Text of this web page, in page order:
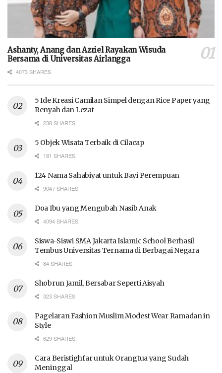
Ashanty, Anang dan Azriel Rayakan Wisuda
Bersama di Universitas Airlangga
4073 SHARES
5 Ide Kreasi Camilan Simpel dengan Rice Paper yang
Renyah dan Lezat
238 SHARES
5 Objek Wisata Terbaik di Cilacap
181 SHARES
124 Nama Sahabiyat untuk Bayi Perempuan
9047 SHARES
Doa Ibu yang Mengubah Nasib Anak
4094 SHARES
Siswa-Siswi SMA Jakarta Islamic School Berhasil
Tembus Universitas Ternama di Berbagai Negara
84 SHARES
Shobrun Jamil, Bersabar Seperti Aisyah
323 SHARES
Pagelaran Fashion Muslim Modest Wear Ramadan in
Style
629 SHARES
Cara Beristighfar untuk Orangtua yang Sudah
Meninggal